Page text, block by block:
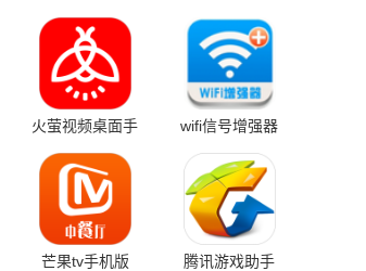
火萤视频桌面手
wifi信号增强器
芒果tv手机版
腾讯游戏助手